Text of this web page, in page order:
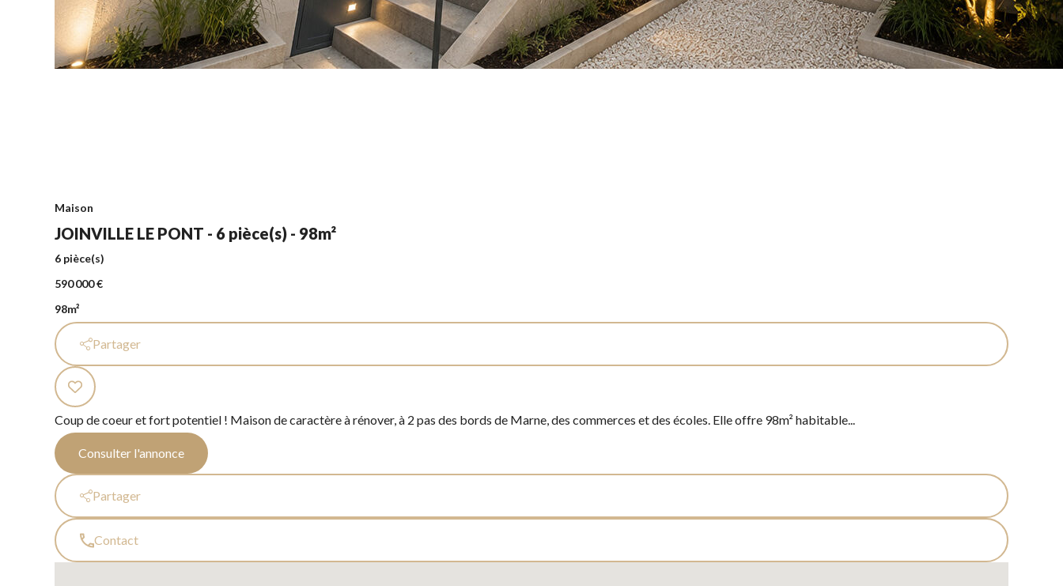
Maison
JOINVILLE LE PONT - 6 pièce(s) - 98m²
6 pièce(s)
590 000 €
98m²
Partager
Coup de coeur et fort potentiel ! Maison de caractère à rénover, à 2 pas des bords de Marne, des commerces et des écoles. Elle offre 98m² habitable...
Consulter l'annonce
Partager
Contact